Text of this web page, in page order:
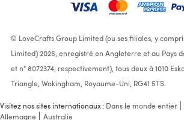
© LoveCrafts Group Limited (ou ses filiales, y
Limited) 2026, enregistré en Angleterre et au Pays
et n° 8072374, respectivement), tous deux à 1010
Triangle, Wokingham, Royaume-Uni, RG41 5TS.
Visitez nos sites internationaux : Dans le monde entier
Allemagne
Australie